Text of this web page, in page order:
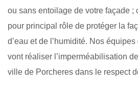
ou sans entoilage de votre façade ;
pour principal rôle de protéger la
d’eau et de l’humidité. Nos
vont réaliser l’imperméabilisation
ville de Porcheres dans le respect